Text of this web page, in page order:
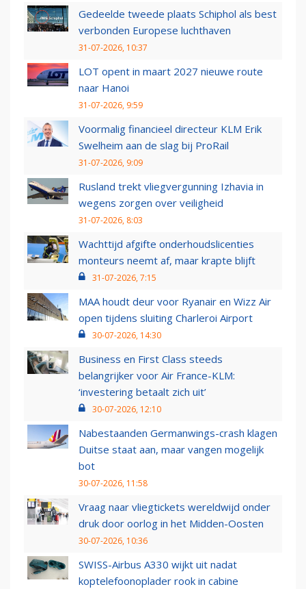
Gedeelde tweede plaats Schiphol als best
verbonden Europese luchthaven
31-07-2026, 10:37
LOT opent in maart 2027 nieuwe route
naar Hanoi
31-07-2026, 9:59
Voormalig financieel directeur KLM Erik
Swelheim aan de slag bij ProRail
31-07-2026, 9:09
Rusland trekt vliegvergunning Izhavia in
wegens zorgen over veiligheid
31-07-2026, 8:03
Wachttijd afgifte onderhoudslicenties
monteurs neemt af, maar krapte blijft
31-07-2026, 7:15
MAA houdt deur voor Ryanair en Wizz Air
open tijdens sluiting Charleroi Airport
30-07-2026, 14:30
Business en First Class steeds
belangrijker voor Air France-KLM:
‘investering betaalt zich uit’
30-07-2026, 12:10
Nabestaanden Germanwings-crash klagen
Duitse staat aan, maar vangen mogelijk
bot
30-07-2026, 11:58
Vraag naar vliegtickets wereldwijd onder
druk door oorlog in het Midden-Oosten
30-07-2026, 10:36
SWISS-Airbus A330 wijkt uit nadat
koptelefoonoplader rook in cabine